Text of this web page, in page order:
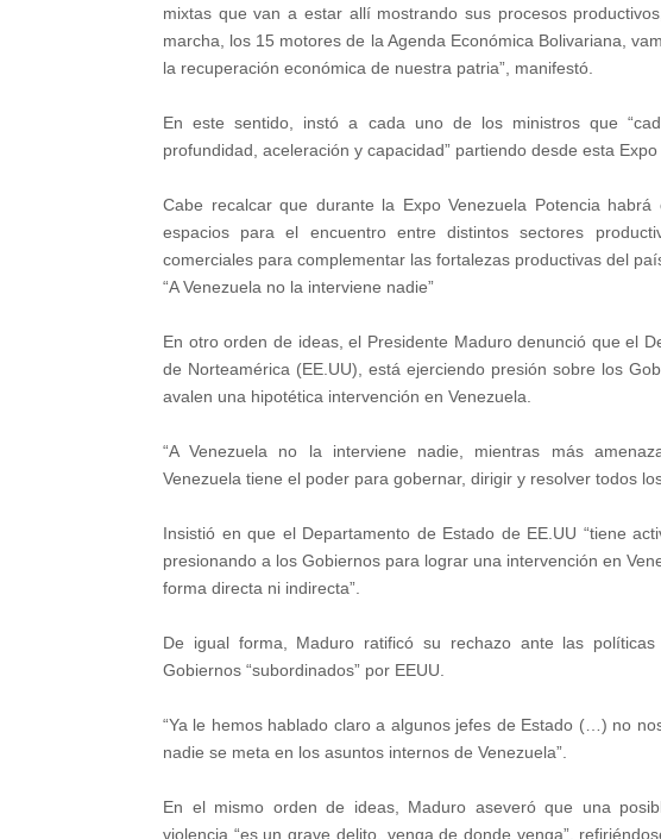
mixtas que van a estar allí mostrando sus procesos
marcha, los 15 motores de la Agenda Económica Bolivariana,
la recuperación económica de nuestra patria”, manifestó.
En este sentido, instó a cada uno de los ministros que
profundidad, aceleración y capacidad” partiendo desde esta Expo
Cabe recalcar que durante la Expo Venezuela Potencia
espacios para el encuentro entre distintos sectores
comerciales para complementar las fortalezas productivas del
“A Venezuela no la interviene nadie”
En otro orden de ideas, el Presidente Maduro denunció que el
de Norteamérica (EE.UU), está ejerciendo presión sobre los
avalen una hipotética intervención en Venezuela.
“A Venezuela no la interviene nadie, mientras más
Venezuela tiene el poder para gobernar, dirigir y resolver todos los
Insistió en que el Departamento de Estado de EE.UU “tiene
presionando a los Gobiernos para lograr una intervención en
forma directa ni indirecta”.
De igual forma, Maduro ratificó su rechazo ante las
Gobiernos “subordinados” por EEUU.
“Ya le hemos hablado claro a algunos jefes de Estado (…) no
nadie se meta en los asuntos internos de Venezuela”.
En el mismo orden de ideas, Maduro aseveró que una
violencia “es un grave delito, venga de donde venga”,